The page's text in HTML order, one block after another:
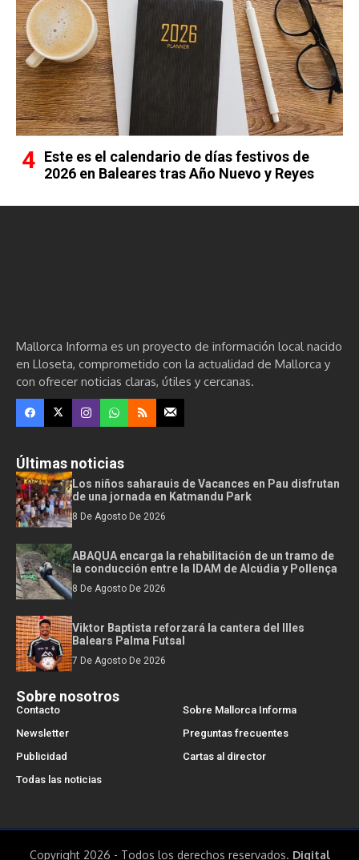
Este es el calendario de días festivos de
2026 en Baleares tras Año Nuevo y Reyes
Mallorca Informa es un proyecto de información local nacido
en Lloseta, comprometido con la actualidad de Mallorca y
con ofrecer noticias claras, útiles y cercanas.
Últimas noticias
Los niños saharauis de Vacances en Pau disfrutan
de una jornada en Katmandu Park
8 De Agosto De 2026
ABAQUA encarga la rehabilitación de un tramo de
la conducción entre la IDAM de Alcúdia y Pollença
8 De Agosto De 2026
Viktor Baptista reforzará la cantera del Illes
Balears Palma Futsal
7 De Agosto De 2026
Sobre nosotros
Contacto
Sobre Mallorca Informa
Newsletter
Preguntas frecuentes
Publicidad
Cartas al director
Todas las noticias
Copyright 2026 - Todos los derechos reservados. Digital